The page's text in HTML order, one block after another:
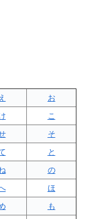
え
お
こ
そ
と
の
ほ
も